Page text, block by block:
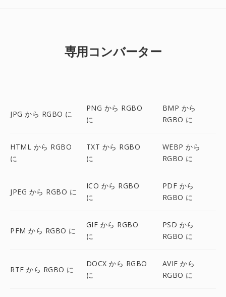
専用コンバーター
JPG から RGBO に
PNG から RGBO
に
BMP から
RGBO に
HTML から RGBO
に
TXT から RGBO
に
WEBP から
RGBO に
JPEG から RGBO に
ICO から RGBO
に
PDF から
RGBO に
PFM から RGBO に
GIF から RGBO
に
PSD から
RGBO に
RTF から RGBO に
DOCX から RGBO
に
AVIF から
RGBO に